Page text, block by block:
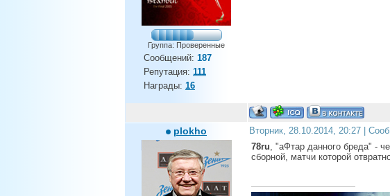
Группа: Проверенные
Сообщений: 187
Репутация: 111
Награды: 16
plokho Вторник, 28.10.2014, 20:27 |
78ru, "аФтар данного бреда" -
сборной, матчи которой